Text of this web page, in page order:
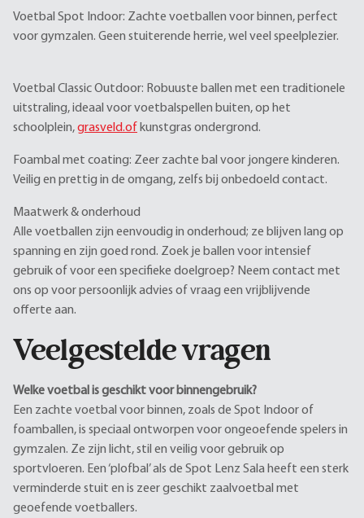
Voetbal Spot Indoor: Zachte voetballen voor binnen, perfect
voor gymzalen. Geen stuiterende herrie, wel veel speelplezier.
Voetbal Classic Outdoor: Robuuste ballen met een traditionele
uitstraling, ideaal voor voetbalspellen buiten, op het
schoolplein,grasveld.of kunstgras ondergrond.
Foambal met coating: Zeer zachte bal voor jongere kinderen.
Veilig en prettig in de omgang, zelfs bij onbedoeld contact.
Maatwerk & onderhoud
Alle voetballen zijn eenvoudig in onderhoud; ze blijven lang op
spanning en zijn goed rond. Zoek je ballen voor intensief
gebruik of voor een specifieke doelgroep? Neem contact met
ons op voor persoonlijk advies of vraag een vrijblijvende
offerte aan.
Veelgestelde vragen
Welke voetbal is geschikt voor binnengebruik?
Een zachte voetbal voor binnen, zoals de Spot Indoor of
foamballen, is speciaal ontworpen voor ongeoefende spelers in
gymzalen. Ze zijn licht, stil en veilig voor gebruik op
sportvloeren. Een ‘plofbal’ als de Spot Lenz Sala heeft een sterk
verminderde stuit en is zeer geschikt zaalvoetbal met
geoefende voetballers.